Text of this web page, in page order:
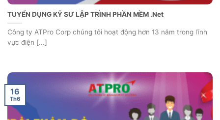
TUYỂN DỤNG KỸ SƯ LẬP TRÌNH PHẦN MỀM .Net
Công ty ATPro Corp chúng tôi hoạt động hơn 13 năm trong lĩnh
vực điện [...]
16
Th6